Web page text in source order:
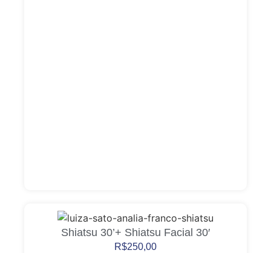
Shiatsu 30’+ Shiatsu Facial 30′
R$250,00